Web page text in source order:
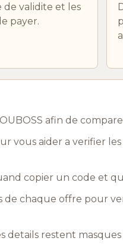
de validite et les
payer.
afin de
vous aider a verifier
copier un code et
chaque offre pour
details restent